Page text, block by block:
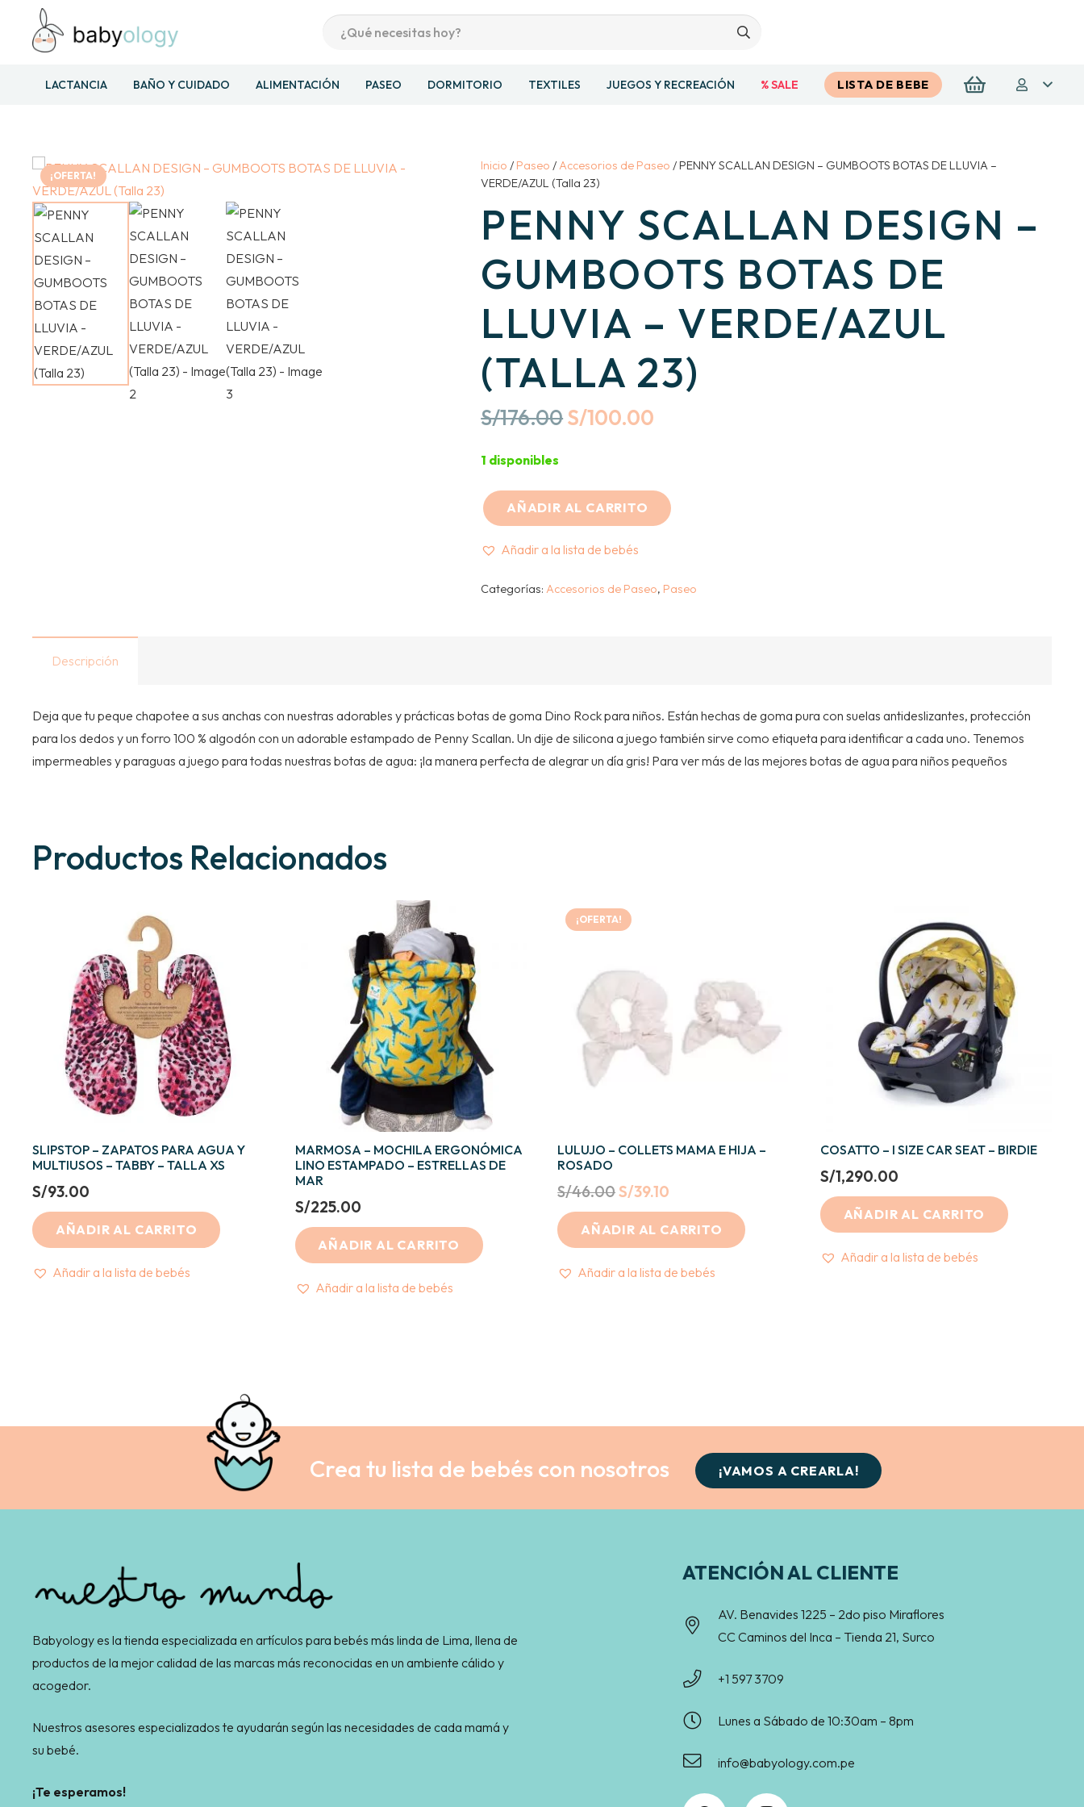
LACTANCIA BAÑO Y CUIDADO ALIMENTACIÓN PASEO DORMITORIO TEXTILES JUEGOS Y RECREACIÓN % SALE LISTA DE BEBE
¡OFERTA!
Inicio / Paseo /Accesorios de Paseo / PENNY SCALLAN DESIGN – GUMBOOTS BOTAS DE LLUVIA –
VERDE/AZUL (Talla 23)
PENNY SCALLAN DESIGN –
GUMBOOTS BOTAS DE
LLUVIA – VERDE/AZUL
(TALLA 23)
S/176.00Original
S/176.00.
S/100.00
S/100.00.
1 disponibles
PENNY
–
VERDE/AZUL
(Talla
23)
AÑADIR AL CARRITO
Añadir a la lista de bebés
Categorías:Accesorios de Paseo, Paseo
Descripción
Deja que tu peque chapotee a sus anchas con nuestras adorables y prácticas botas de goma Dino Rock para niños. Están hechas de goma pura con suelas antideslizantes, protección
para los dedos y un forro 100 % algodón con un adorable estampado de Penny Scallan. Un dije de silicona a juego también sirve como etiqueta para identificar a cada uno. Tenemos
impermeables y paraguas a juego para todas nuestras botas de agua: ¡la manera perfecta de alegrar un día gris! Para ver más de las mejores botas de agua para niños pequeños
Productos Relacionados
SLIPSTOP – ZAPATOS PARA AGUA Y
MULTIUSOS – TABBY – TALLA XS
S/93.00
AÑADIR AL CARRITO
Añadir a la lista de bebés
MARMOSA – MOCHILA ERGONÓMICA
LINO ESTAMPADO – ESTRELLAS DE
MAR
S/225.00
AÑADIR AL CARRITO
Añadir a la lista de bebés
¡OFERTA!
LULUJO – COLLETS MAMA E HIJA –
ROSADO
S/46.00Original
price
was:
S/46.00.
S/39.10
price
is:
S/39.10.
AÑADIR AL CARRITO
Añadir a la lista de bebés
COSATTO – I SIZE CAR SEAT – BIRDIE
S/1,290.00
AÑADIR AL CARRITO
Añadir a la lista de bebés
Crea tu lista de bebés con nosotros ¡VAMOS A CREARLA!
Babyology es la tienda especializada en artículos para bebés más linda de Lima, llena de
productos de la mejor calidad de las marcas más reconocidas en un ambiente cálido y
acogedor.
Nuestros asesores especializados te ayudarán según las necesidades de cada mamá y
su bebé.
¡Te esperamos!
ATENCIÓN AL CLIENTE
AV. Benavides 1225 – 2do piso Miraflores
CC Caminos del Inca – Tienda 21, Surco
+1 597 3709
Lunes a Sábado de 10:30am – 8pm
info@babyology.com.pe